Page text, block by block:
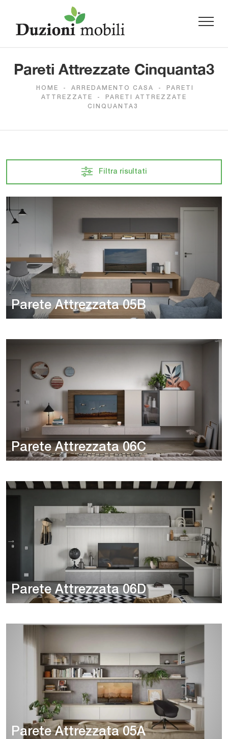
Pareti Attrezzate Cinquanta3
HOME - ARREDAMENTO CASA -
PARETI
ATTREZZATE
-
PARETI ATTREZZATE
CINQUANTA3
Filtra risultati
Parete Attrezzata 05B
Parete Attrezzata 06C
Parete Attrezzata 06D
Parete Attrezzata 05A